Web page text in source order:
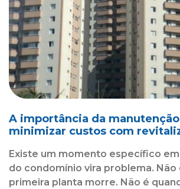
A importância da manutenção
minimizar custos com
Existe um momento específico
do condomínio vira problema. Não
primeira planta morre. Não é